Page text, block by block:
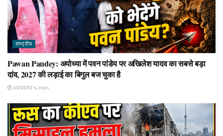
राष्ट्रीय
Pawan Pandey: अयोध्या में पवन पांडेय पर अखिलेश यादव का सबसे बड़ा
दांव, 2027 की लड़ाई का बिगुल बज चुका है
AUGUST 6, 2026